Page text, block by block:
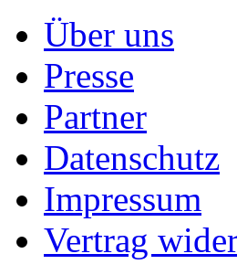
Über uns
Presse
Partner
Datenschutz
Impressum
Vertrag